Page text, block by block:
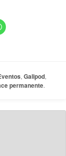
,Galipod,
permanente.